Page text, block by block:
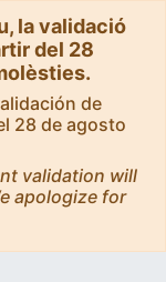
la validació
del 28
de
28 de agosto
validation will
apologize for